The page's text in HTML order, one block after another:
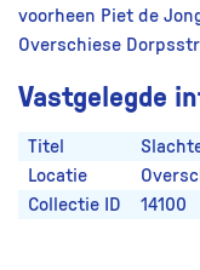
voorheen Piet de
Overschiese
Vastgelegde
Titel
Locatie
Collectie ID
14100